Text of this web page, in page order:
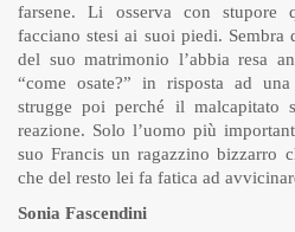
farsene. Li osserva con stupore
facciano stesi ai suoi piedi. Sembra
del suo matrimonio l’abbia resa
“come osate?” in risposta ad
strugge poi perché il malcapitato
reazione. Solo l’uomo più
suo Francis un ragazzino bizzarro
che del resto lei fa fatica ad
Sonia Fascendini